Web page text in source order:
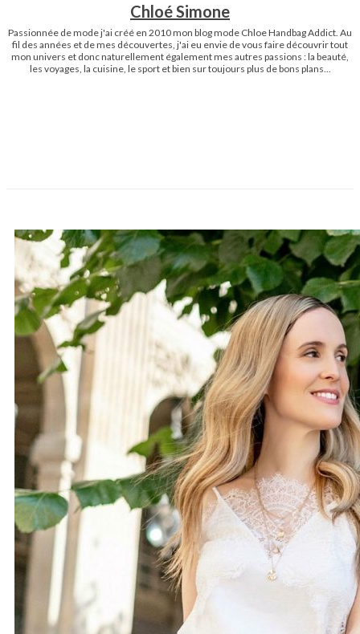
Chloé Simone
Passionnée de mode j'ai créé en 2010 mon blog mode Chloe Handbag Addict. Au
fil des années et de mes découvertes, j'ai eu envie de vous faire découvrir tout
mon univers et donc naturellement également mes autres passions : la beauté,
les voyages, la cuisine, le sport et bien sur toujours plus de bons plans...